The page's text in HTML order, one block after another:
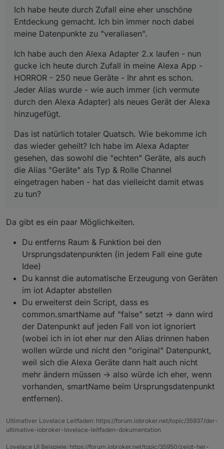
Alexa hinzugefügt.
die Alias "Geräte" als Typ & Rolle Channel
eingetragen haben - hat das vielleicht damit etwas
zu tun?
Ich habe heute durch Zufall eine eher unschöne
Entdeckung gemacht. Ich bin immer noch dabei
meine Datenpunkte zu "veraliasen".
Ich habe auch den Alexa Adapter 2.x laufen - nun
gucke ich heute durch Zufall in meine Alexa App -
HORROR - 250 neue Geräte - Ihr ahnt es schon.
Jeder Alias wurde - wie auch immer (ich vermute
durch den Alexa Adapter) als neues Gerät der Alexa
hinzugefügt.
Das ist natürlich totaler Quatsch. Wie bekomme ich
das wieder geheilt? Ich habe im Alexa Adapter
gesehen, das sowohl die "echten" Geräte, als auch
die Alias "Geräte" als Typ & Rolle Channel
eingetragen haben - hat das vielleicht damit etwas
zu tun?
Da gibt es ein paar Möglichkeiten.
Du entferns Raum & Funktion bei den
Ursprungsdatenpunkten (in jedem Fall eine gute
Idee)
Du kannst die automatische Erzeugung von Geräten
im iot Adapter abstellen
Du erweiterst dein Script, dass es
common.smartName auf "false" setzt -> dann wird
der Datenpunkt auf jeden Fall von iot ignoriert
(wobei ich in iot eher nur den Alias drinnen haben
wollen würde und nicht den "original" Datenpunkt,
weil sich die Alexa Geräte dann halt auch nicht
mehr ändern müssen -> also würde ich eher, wenn
vorhanden, smartName beim Ursprungsdatenpunkt
entfernen).
Ultimativer Lovelace Leitfaden: https://forum.iobroker.net/topic/35937/der-
ultimative-iobroker-lovelace-leitfaden-dokumentation
Lovelace UI Beispiele: https://forum.iobroker.net/topic/35950/zeigt-her-